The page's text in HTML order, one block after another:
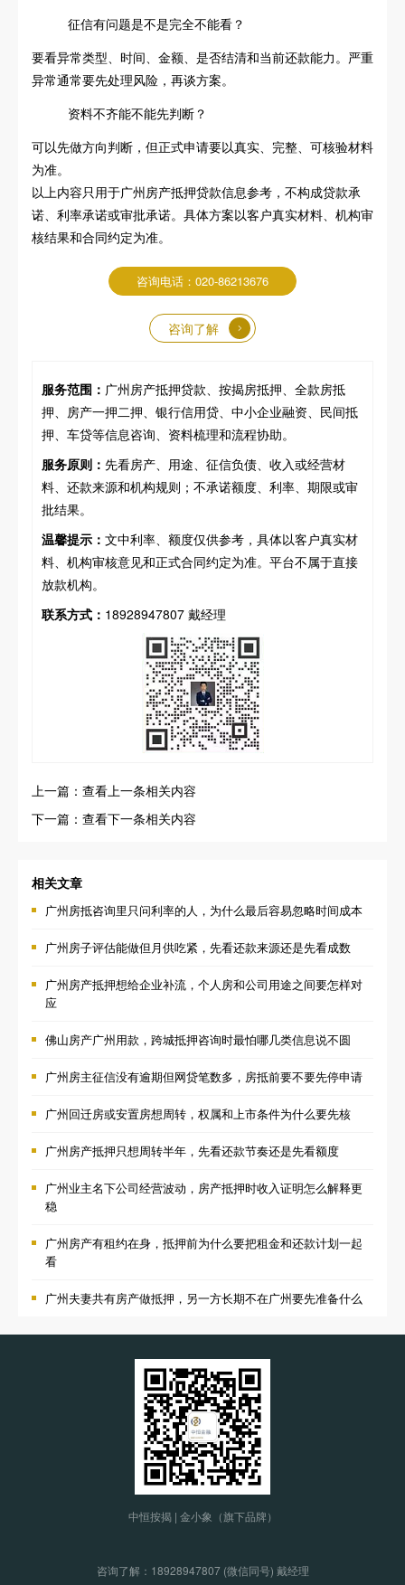
征信有问题是不是完全不能看？
要看异常类型、时间、金额、是否结清和当前还款能力。严重
异常通常要先处理风险，再谈方案。
资料不齐能不能先判断？
可以先做方向判断，但正式申请要以真实、完整、可核验材料
为准。
以上内容只用于广州房产抵押贷款信息参考，不构成贷款承
诺、利率承诺或审批承诺。具体方案以客户真实材料、机构审
核结果和合同约定为准。
咨询电话：020-86213676
咨询了解
服务范围： 广州房产抵押贷款、按揭房抵押、全款房抵
押、房产一押二押、银行信用贷、中小企业融资、民间抵
押、车贷等信息咨询、资料梳理和流程协助。
服务原则： 先看房产、用途、征信负债、收入或经营材
料、还款来源和机构规则；不承诺额度、利率、期限或审
批结果。
温馨提示： 文中利率、额度仅供参考，具体以客户真实材
料、机构审核意见和正式合同约定为准。平台不属于直接
放款机构。
联系方式： 18928947807 戴经理
上一篇：查看上一条相关内容
下一篇：查看下一条相关内容
相关文章
广州房抵咨询里只问利率的人，为什么最后容易忽略时间成本
广州房子评估能做但月供吃紧，先看还款来源还是先看成数
广州房产抵押想给企业补流，个人房和公司用途之间要怎样对
应
佛山房产广州用款，跨城抵押咨询时最怕哪几类信息说不圆
广州房主征信没有逾期但网贷笔数多，房抵前要不要先停申请
广州回迁房或安置房想周转，权属和上市条件为什么要先核
广州房产抵押只想周转半年，先看还款节奏还是先看额度
广州业主名下公司经营波动，房产抵押时收入证明怎么解释更
稳
广州房产有租约在身，抵押前为什么要把租金和还款计划一起
看
广州夫妻共有房产做抵押，另一方长期不在广州要先准备什么
中恒按揭 | 金小象（旗下品牌）
咨询了解： 18928947807 (微信同号) 戴经理